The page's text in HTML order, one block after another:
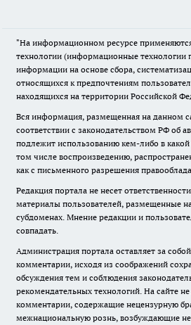
"На информационном ресурсе
технологии (информационные технологии
информации на основе сбора,
относящихся к предпочтениям
находящихся на территории Российской
Вся информация, размещенная на данном
соответствии с законодательством РФ об
подлежит использованию кем-либо в
том числе воспроизведению,
как с письменного разрешения
Редакция портала не несет
материалы пользователей, размещенные
субдоменах. Мнение редакции и
совпадать.
Администрация портала оставляет за
комментарии, исходя из соображений
обсуждения тем и соблюдения
рекомендательных технологий. На сайте
комментарии, содержащие нецензурную
межнациональную рознь, возбуждающие